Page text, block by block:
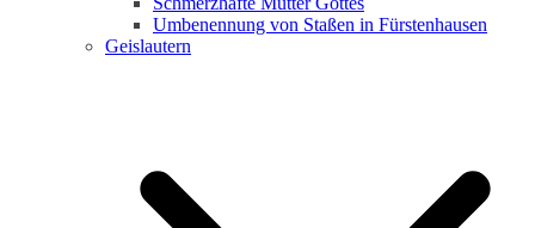
Umbenennung von Staßen in Fürstenhausen
Geislautern